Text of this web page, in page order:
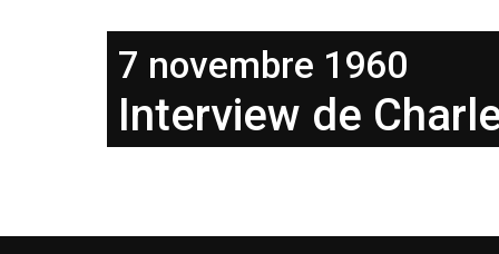
7 novembre 1960
Interview de